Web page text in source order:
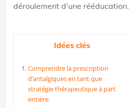
déroulement d’une rééducation.
Idées clés
Comprendre la prescription
d’antalgiques en tant que
stratégie thérapeutique à part
entière.